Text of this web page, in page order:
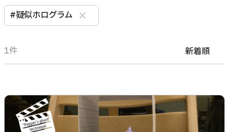
#疑似ホログラム clear
1件 新着順